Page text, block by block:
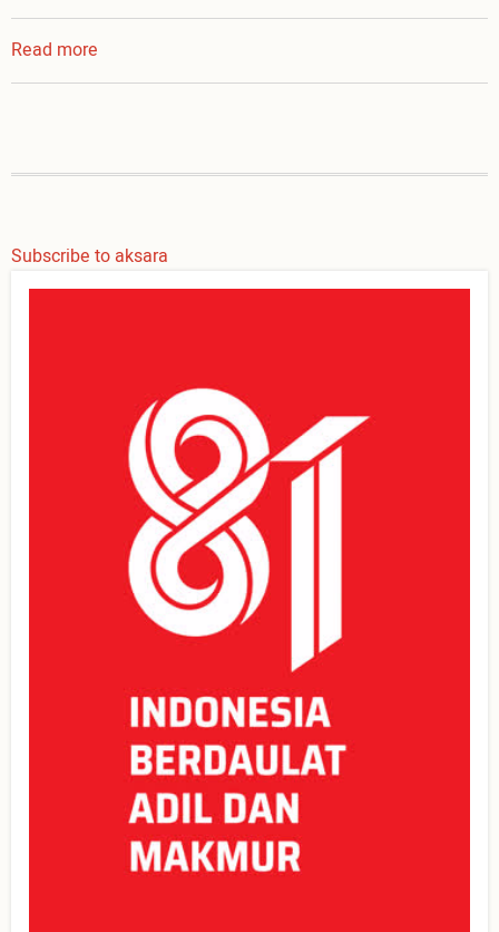
Read more
Peluncuran
Subscribe to aksara